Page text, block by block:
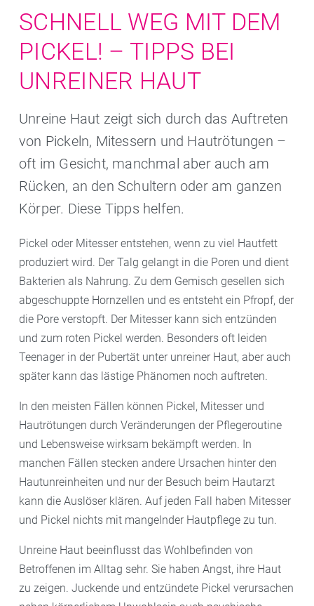
SCHNELL WEG MIT DEM
PICKEL! – TIPPS BEI
UNREINER HAUT
Unreine Haut zeigt sich durch das Auftreten
von Pickeln, Mitessern und Hautrötungen –
oft im Gesicht, manchmal aber auch am
Rücken, an den Schultern oder am ganzen
Körper. Diese Tipps helfen.
Pickel oder Mitesser entstehen, wenn zu viel Hautfett
produziert wird. Der Talg gelangt in die Poren und dient
Bakterien als Nahrung. Zu dem Gemisch gesellen sich
abgeschuppte Hornzellen und es entsteht ein Pfropf, der
die Pore verstopft. Der Mitesser kann sich entzünden
und zum roten Pickel werden. Besonders oft leiden
Teenager in der Pubertät unter unreiner Haut, aber auch
später kann das lästige Phänomen noch auftreten.
In den meisten Fällen können Pickel, Mitesser und
Hautrötungen durch Veränderungen der Pflegeroutine
und Lebensweise wirksam bekämpft werden. In
manchen Fällen stecken andere Ursachen hinter den
Hautunreinheiten und nur der Besuch beim Hautarzt
kann die Auslöser klären. Auf jeden Fall haben Mitesser
und Pickel nichts mit mangelnder Hautpflege zu tun.
Unreine Haut beeinflusst das Wohlbefinden von
Betroffenen im Alltag sehr. Sie haben Angst, ihre Haut
zu zeigen. Juckende und entzündete Pickel verursachen